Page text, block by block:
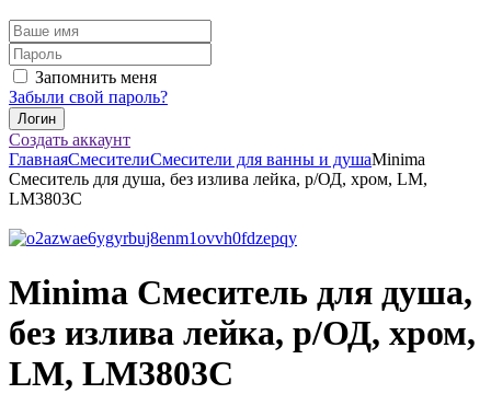
Запомнить меня
Забыли свой пароль?
Создать аккаунт
ГлавнаяСмесителиСмесители для ванны и душаMinima
Смеситель для душа, без излива лейка, р/ОД, хром, LM,
LM3803C
Minima Смеситель для душа,
без излива лейка, р/ОД, хром,
LM, LM3803C